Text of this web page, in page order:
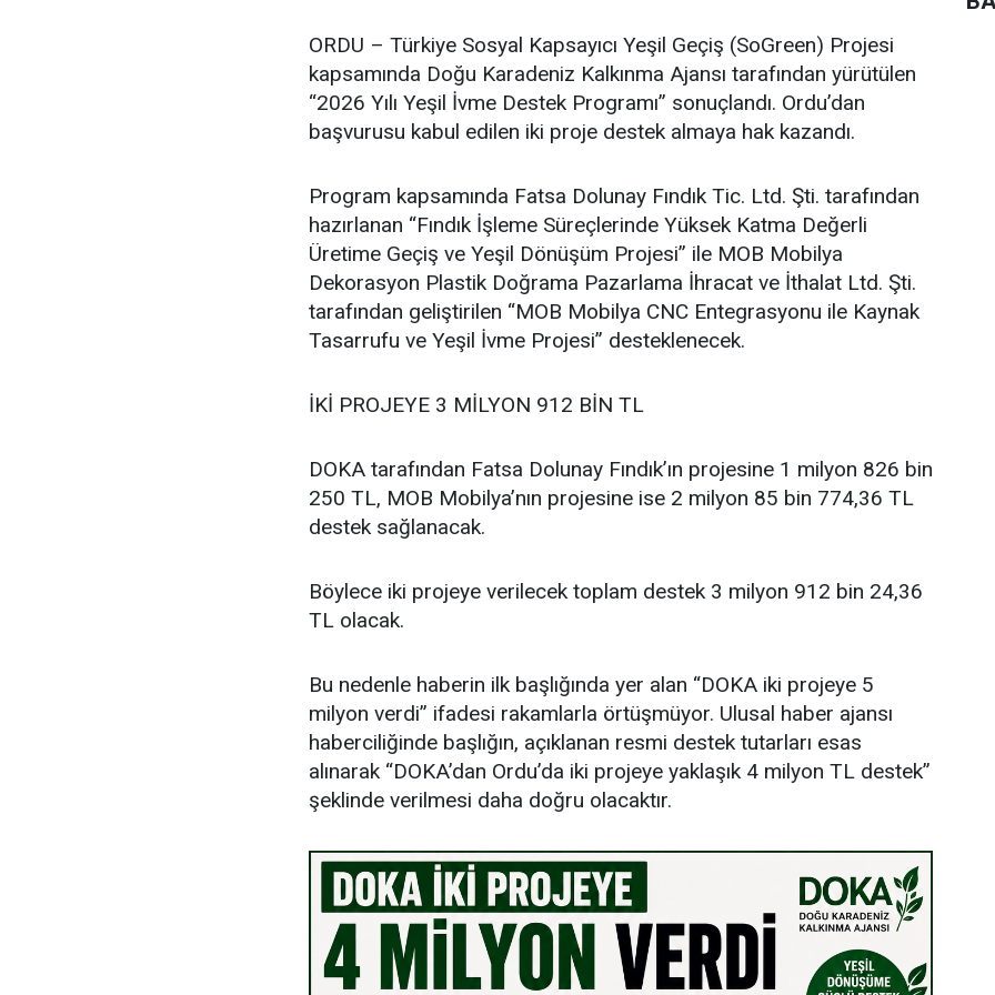
ORDU – Türkiye Sosyal Kapsayıcı Yeşil Geçiş (SoGreen) Projesi
kapsamında Doğu Karadeniz Kalkınma Ajansı tarafından yürütülen
“2026 Yılı Yeşil İvme Destek Programı” sonuçlandı. Ordu’dan
başvurusu kabul edilen iki proje destek almaya hak kazandı.
Program kapsamında Fatsa Dolunay Fındık Tic. Ltd. Şti. tarafından
hazırlanan “Fındık İşleme Süreçlerinde Yüksek Katma Değerli
Üretime Geçiş ve Yeşil Dönüşüm Projesi” ile MOB Mobilya
Dekorasyon Plastik Doğrama Pazarlama İhracat ve İthalat Ltd. Şti.
tarafından geliştirilen “MOB Mobilya CNC Entegrasyonu ile Kaynak
Tasarrufu ve Yeşil İvme Projesi” desteklenecek.
İKİ PROJEYE 3 MİLYON 912 BİN TL
DOKA tarafından Fatsa Dolunay Fındık’ın projesine 1 milyon 826 bin
250 TL, MOB Mobilya’nın projesine ise 2 milyon 85 bin 774,36 TL
destek sağlanacak.
Böylece iki projeye verilecek toplam destek 3 milyon 912 bin 24,36
TL olacak.
Bu nedenle haberin ilk başlığında yer alan “DOKA iki projeye 5
milyon verdi” ifadesi rakamlarla örtüşmüyor. Ulusal haber ajansı
haberciliğinde başlığın, açıklanan resmi destek tutarları esas
alınarak “DOKA’dan Ordu’da iki projeye yaklaşık 4 milyon TL destek”
şeklinde verilmesi daha doğru olacaktır.